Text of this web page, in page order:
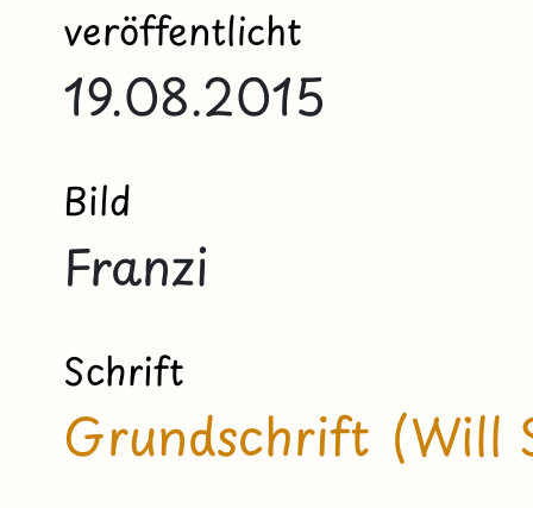
veröffentlicht
19.08.2015
Bild
Franzi
Schrift
Grundschrift (Will